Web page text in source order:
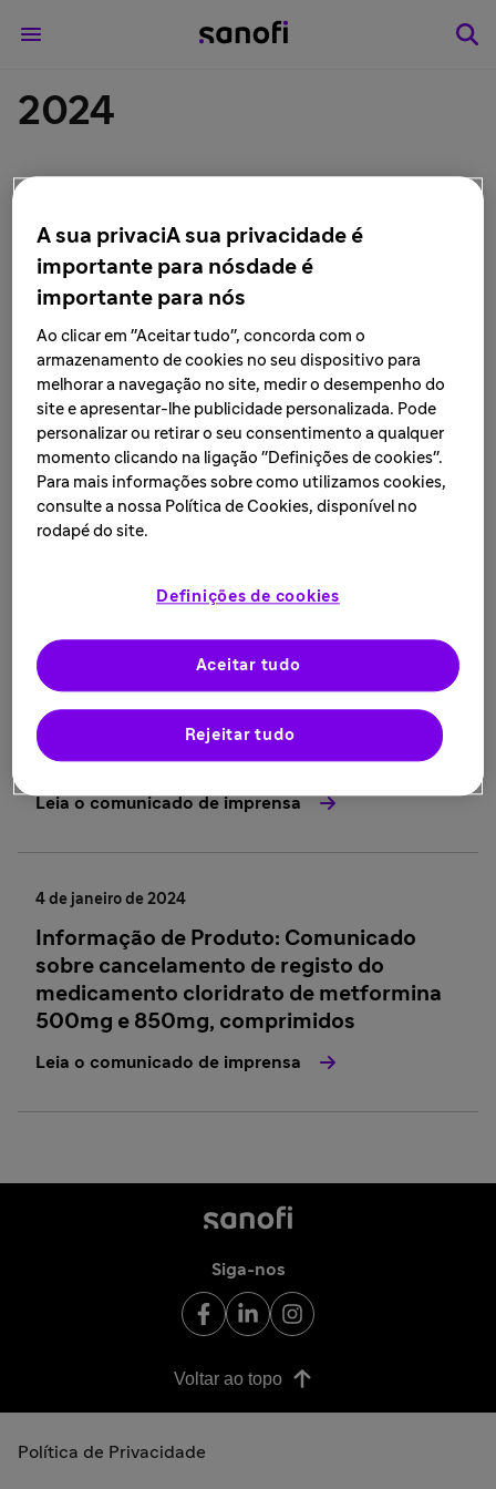
2024
23 de janeiro de 2024
Informação de Produto: Comunicado
sobre o abastecimento da vacina
TETRAXIM® [vacina adsorvida difteria,
tétano, pertussis (acelular) e poliomielite
1, 2 e 3 (inativada)]
Leia o comunicado de imprensa
Informação de Produto: Comunicado
sobre a descontinuação definitiva da
fabricação dos produtos PHARMATON®
IMUNIDADE E ENERGIA 50+ e
PHARMATON® FOCO E ENERGIA
Leia o comunicado de imprensa
4 de janeiro de 2024
Informação de Produto: Comunicado
sobre cancelamento de registo do
medicamento cloridrato de metformina
500mg e 850mg, comprimidos
Leia o comunicado de imprensa
Siga-nos
Voltar ao topo
Política de Privacidade
A sua privaciA sua privacidade é
importante para nósdade é
importante para nós
Ao clicar em "Aceitar tudo", concorda com o
armazenamento de cookies no seu dispositivo para
melhorar a navegação no site, medir o desempenho do
site e apresentar-lhe publicidade personalizada. Pode
personalizar ou retirar o seu consentimento a qualquer
momento clicando na ligação "Definições de cookies".
Para mais informações sobre como utilizamos cookies,
consulte a nossa Política de Cookies, disponível no
rodapé do site.
Definições de cookies
Rejeitar tudo
Aceitar tudo